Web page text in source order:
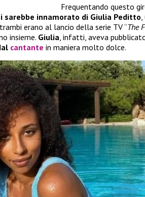
Frequentando questo
sarebbe innamorato di Giulia Peditto
erano al lancio della serie TV “The
insieme. Giulia, infatti, aveva
cantante in maniera molto dolce.